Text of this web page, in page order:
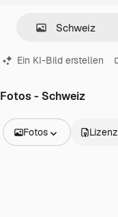
Ein KI-Bild erstellen
Fotos - Schweiz
Fotos Lizenz